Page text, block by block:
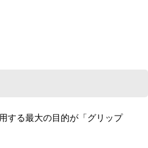
する最大の目的が「グリップ